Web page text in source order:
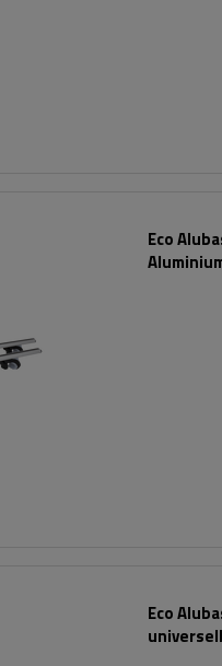
Eco
Eco